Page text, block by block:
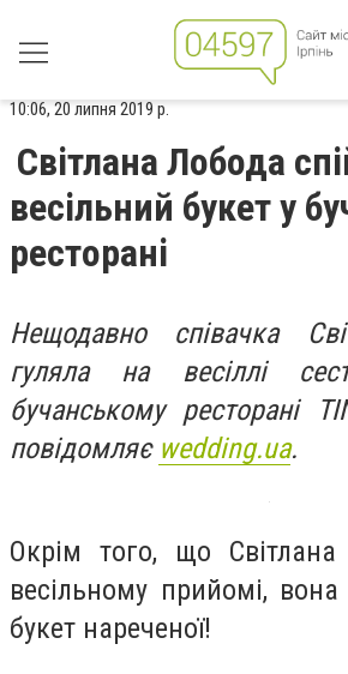
10:06, 20 липня 2019 р.
Світлана Лобода
весільний букет у
ресторані
Нещодавно співачка
гуляла на весіллі
бучанському ресторані
повідомляє wedding.ua.
Окрім того, що
весільному прийомі,
букет нареченої!